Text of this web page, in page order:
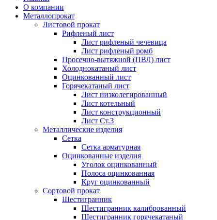
О компании
Металлопрокат
Листовой прокат
Рифленый лист
Лист рифленый чечевица
Лист рифленый ромб
Просечно-вытяжной (ПВЛ) лист
Холоднокатаный лист
Оцинкованный лист
Горячекатаный лист
Лист низколегированный
Лист котельный
Лист конструкционный
Лист Ст.3
Металлические изделия
Сетка
Сетка арматурная
Оцинкованные изделия
Уголок оцинкованный
Полоса оцинкованная
Круг оцинкованный
Сортовой прокат
Шестигранник
Шестигранник калиброванный
Шестигранник горячекатаный